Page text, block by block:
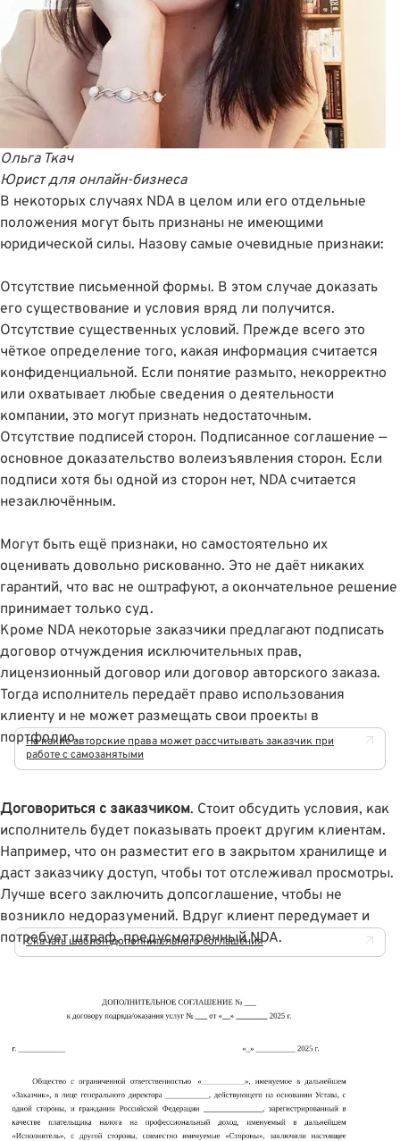
Ольга Ткач
Юрист для онлайн-бизнеса
В некоторых случаях NDA в целом или его отдельные
положения могут быть признаны не имеющими
юридической силы. Назову самые очевидные признаки:
Отсутствие письменной формы. В этом случае доказать
его существование и условия вряд ли получится.
Отсутствие существенных условий. Прежде всего это
чëткое определение того, какая информация считается
конфиденциальной. Если понятие размыто, некорректно
или охватывает любые сведения о деятельности
компании, это могут признать недостаточным.
Отсутствие подписей сторон. Подписанное соглашение —
основное доказательство волеизъявления сторон. Если
подписи хотя бы одной из сторон нет, NDA считается
незаключëнным.
Могут быть ещë признаки, но самостоятельно их
оценивать довольно рискованно. Это не даёт никаких
гарантий, что вас не оштрафуют, а окончательное решение
принимает только суд.
Кроме NDA некоторые заказчики предлагают подписать
договор отчуждения исключительных прав,
лицензионный договор или договор авторского заказа.
Тогда исполнитель передаёт право использования
клиенту и не может размещать свои проекты в
портфолио.
На какие авторские права может рассчитывать заказчик при
работе с самозанятыми
Договориться с заказчиком. Стоит обсудить условия, как
исполнитель будет показывать проект другим клиентам.
Например, что он разместит его в закрытом хранилище и
даст заказчику доступ, чтобы тот отслеживал просмотры.
Лучше всего заключить допсоглашение, чтобы не
возникло недоразумений. Вдруг клиент передумает и
потребует штраф, предусмотренный NDA.
Скачать шаблон дополнительного соглашения